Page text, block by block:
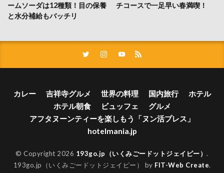
ームソーダは12種類！目の保養
と水分補給もバッチリ
チコースで一足早い春満喫！
カレー 吉祥寺グルメ 世界の料理 国内旅行
ホテル
ホテル朝食
ビュッフェ
グルメ
アフタヌーンティーを楽しもう「ヌン活プレス」
hotelmania.jp
© Copyright 2026 193go.jp（いくみごードットジェイピー）.
193go.jp（いくみごードットジェイピー） by FIT-Web Create.